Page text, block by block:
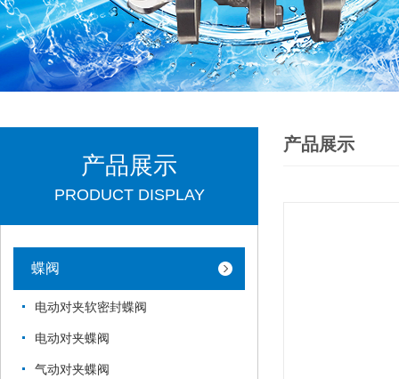
产品展示
产品展示
PRODUCT DISPLAY
蝶阀
电动对夹软密封蝶阀
电动对夹蝶阀
气动对夹蝶阀